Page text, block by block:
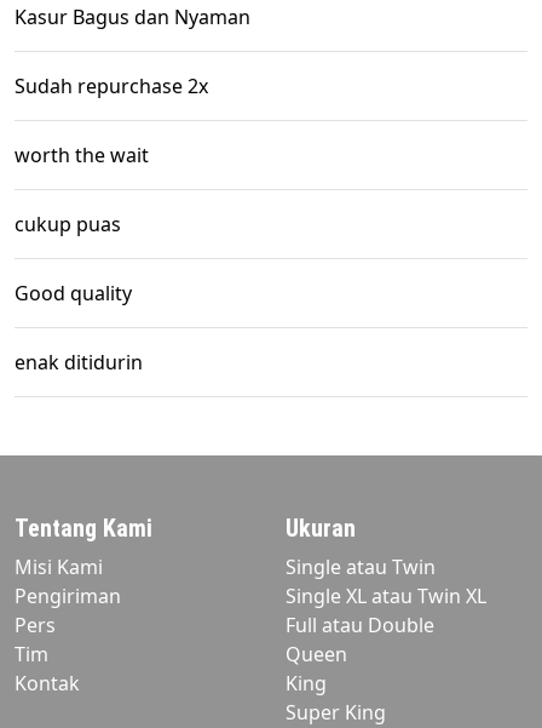
Kasur Bagus dan Nyaman
Sudah repurchase 2x
worth the wait
cukup puas
Good quality
enak ditidurin
Tentang Kami
Misi Kami
Pengiriman
Pers
Tim
Kontak
Ukuran
Single atau Twin
Single XL atau Twin XL
Full atau Double
Queen
King
Super King